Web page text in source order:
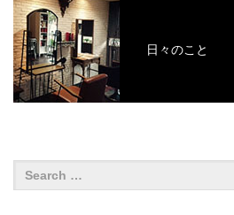
日々のこと